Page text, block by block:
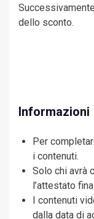
dello sconto.
Informazioni
Per
i contenuti.
Solo chi avrà
l’attestato
I contenuti
dalla data di